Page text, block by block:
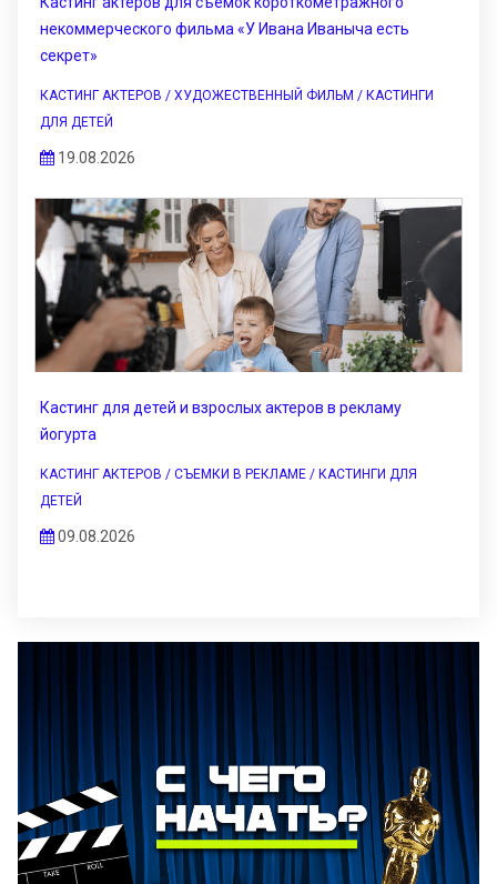
некоммерческого фильма «У Ивана Иваныча есть
секрет»
КАСТИНГ АКТЕРОВ / ХУДОЖЕСТВЕННЫЙ ФИЛЬМ / КАСТИНГИ
ДЛЯ ДЕТЕЙ
19.08.2026
Кастинг для детей и взрослых актеров в рекламу
йогурта
КАСТИНГ АКТЕРОВ / СЪЕМКИ В РЕКЛАМЕ / КАСТИНГИ ДЛЯ
ДЕТЕЙ
09.08.2026